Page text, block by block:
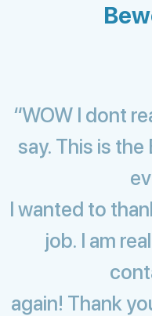
“WOW I dont
say. This is
I wanted to
job. I am
again! Thank